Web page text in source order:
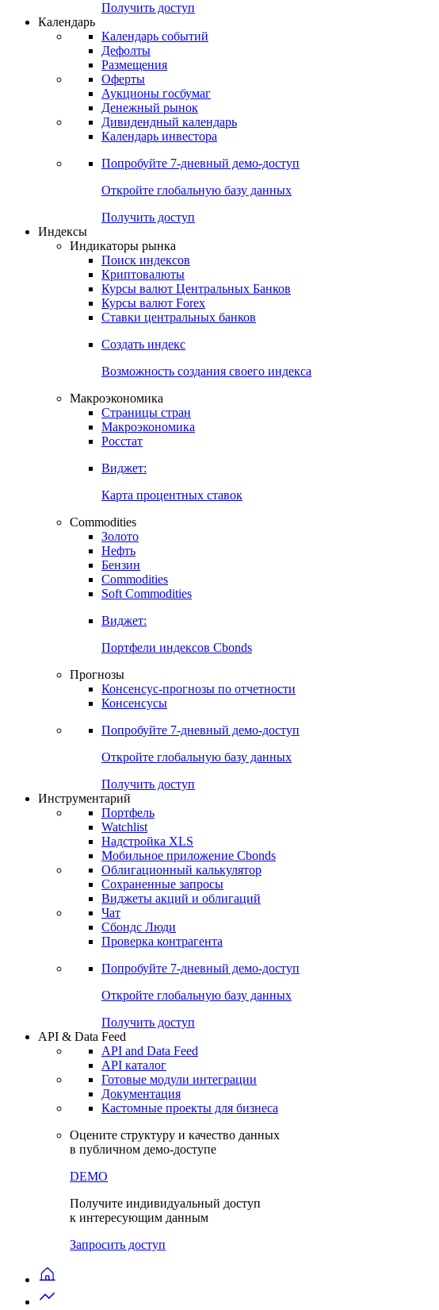
Получить доступ
Календарь
Календарь событий
Дефолты
Размещения
Оферты
Аукционы госбумаг
Денежный рынок
Дивидендный календарь
Календарь инвестора
Попробуйте 7-дневный демо-доступ
Откройте глобальную базу данных
Получить доступ
Индексы
Индикаторы рынка
Поиск индексов
Криптовалюты
Курсы валют Центральных Банков
Курсы валют Forex
Ставки центральных банков
Создать индекс
Возможность создания своего индекса
Макроэкономика
Страницы стран
Макроэкономика
Росстат
Виджет:
Карта процентных ставок
Commodities
Золото
Нефть
Бензин
Commodities
Soft Commodities
Виджет:
Портфели индексов Cbonds
Прогнозы
Консенсус-прогнозы по отчетности
Консенсусы
Попробуйте 7-дневный демо-доступ
Откройте глобальную базу данных
Получить доступ
Инструментарий
Портфель
Watchlist
Надстройка XLS
Мобильное приложение Cbonds
Облигационный калькулятор
Сохраненные запросы
Виджеты акций и облигаций
Чат
Сбондс Люди
Проверка контрагента
Попробуйте 7-дневный демо-доступ
Откройте глобальную базу данных
Получить доступ
API & Data Feed
API and Data Feed
API каталог
Готовые модули интеграции
Документация
Кастомные проекты для бизнеса
Оцените структуру и качество данных
в публичном демо-доступе
DEMO
Получите индивидуальный доступ
к интересующим данным
Запросить доступ